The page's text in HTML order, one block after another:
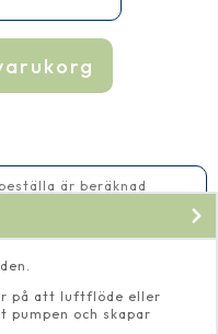
är beräknad
på att luftflöde eller
och skapar